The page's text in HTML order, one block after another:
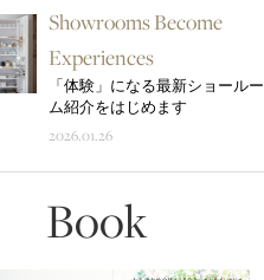
Showrooms Become
Experiences
「体験」になる最新ショールー
ム紹介をはじめます
2026.01.26
Book